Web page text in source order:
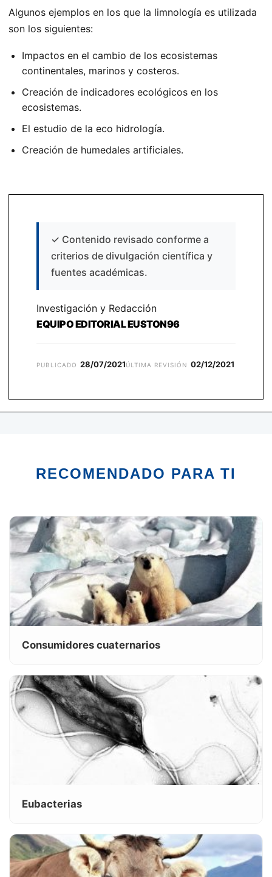
Algunos ejemplos en los que la limnología es utilizada
son los siguientes:
Impactos en el cambio de los ecosistemas
continentales, marinos y costeros.
Creación de indicadores ecológicos en los
ecosistemas.
El estudio de la eco hidrología.
Creación de humedales artificiales.
✓ Contenido revisado conforme a
criterios de divulgación científica y
fuentes académicas.
Investigación y Redacción
EQUIPO EDITORIAL EUSTON96
PUBLICADO 28/07/2021ÚLTIMA REVISIÓN 02/12/2021
RECOMENDADO PARA TI
Consumidores cuaternarios
Eubacterias